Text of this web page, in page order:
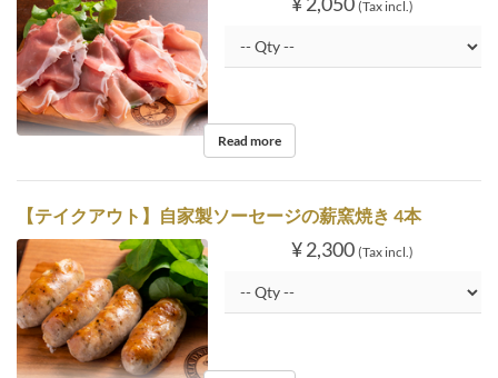
(Tax incl.)
Read more
【テイクアウト】自家製ソーセージの薪窯焼き 4本
¥ 2,300 (Tax incl.)